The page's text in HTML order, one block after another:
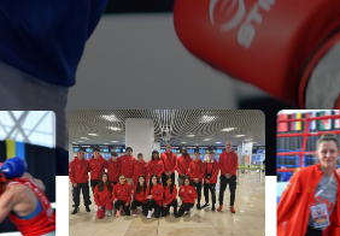
mientras
mientras